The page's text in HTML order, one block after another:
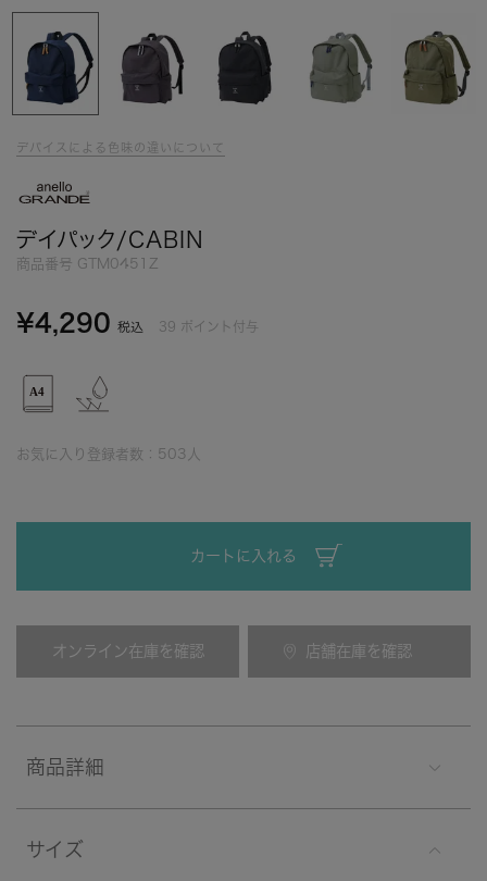
デバイスによる色味の違いについて
デイパック/CABIN
商品番号 GTM0451Z
¥4,290 税込 39 ポイント付与
お気に入り登録者数： 503 人
カートに入れる
オンライン在庫を確認 店舗在庫を確認
商品詳細
サイズ